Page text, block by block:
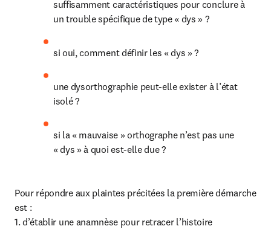
suffisamment caractéristiques pour conclure à
un trouble spécifique de type « dys » ?
si oui, comment définir les « dys » ?
une dysorthographie peut-elle exister à l’état
isolé ?
si la « mauvaise » orthographe n’est pas une
« dys » à quoi est-elle due ?
Pour répondre aux plaintes précitées la première démarche
est :
1. d’établir une anamnèse pour retracer l’histoire